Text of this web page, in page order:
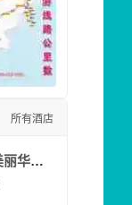
所有酒店
乌鲁木齐美丽华大酒